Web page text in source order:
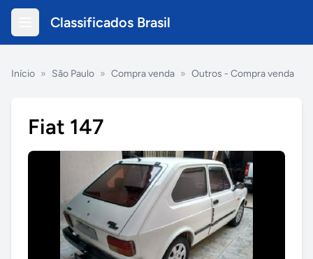
Classificados Brasil
Início » São Paulo » Compra venda » Outros - Compra venda
Fiat 147